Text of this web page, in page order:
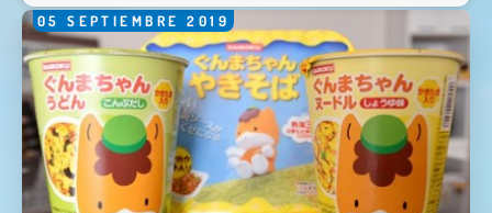
05 SEPTIEMBRE 2019